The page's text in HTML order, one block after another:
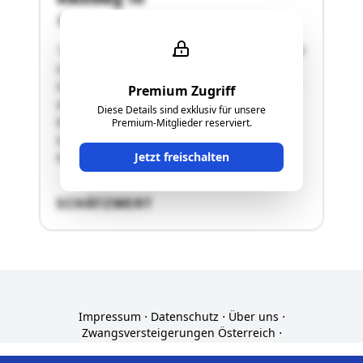
Premium Zugriff
Diese Details sind exklusiv für unsere
Premium-Mitglieder reserviert.
Jetzt freischalten
"Die gegenständliche Liegenschaft EZ 38 befindet
sich am südlichen Stadtrand von Wolfsberg im
Ortsteil St. Thomas. Das ebene Grundstück liegt
auf einer Seehöhe von 455 m über
Meeresspiegel.Die Erschließung unseres
Grundstücks Nr. 267/2 erfolgt von der
Nordwestecke über den asphaltierten …"
SCHÄTZWERT
Impressum ⋅ Datenschutz ⋅ Über uns ⋅
Zwangsversteigerungen Österreich ⋅